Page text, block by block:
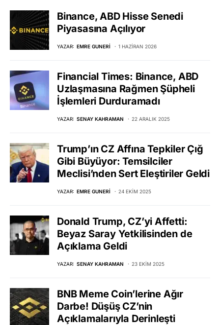
Binance, ABD Hisse Senedi
Piyasasına Açılıyor
YAZAR: EMRE GUNERI 1 HAZIRAN 2026
Financial Times: Binance, ABD
Uzlaşmasına Rağmen Şüpheli
İşlemleri Durduramadı
YAZAR: SENAY KAHRAMAN 22 ARALIK 2025
Trump’ın CZ Affına Tepkiler Çığ
Gibi Büyüyor: Temsilciler
Meclisi’nden Sert Eleştiriler Geldi
YAZAR: EMRE GUNERI 24 EKIM 2025
Donald Trump, CZ’yi Affetti:
Beyaz Saray Yetkilisinden de
Açıklama Geldi
YAZAR: SENAY KAHRAMAN 23 EKIM 2025
BNB Meme Coin’lerine Ağır
Darbe! Düşüş CZ’nin
Açıklamalarıyla Derinleşti